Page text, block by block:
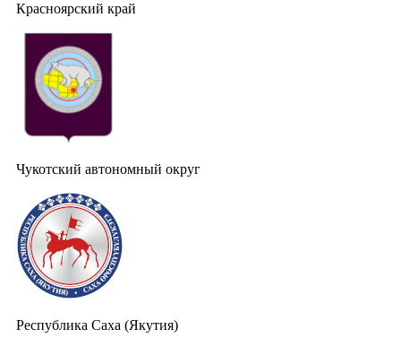
Красноярский край
Чукотский автономный округ
Республика Саха (Якутия)